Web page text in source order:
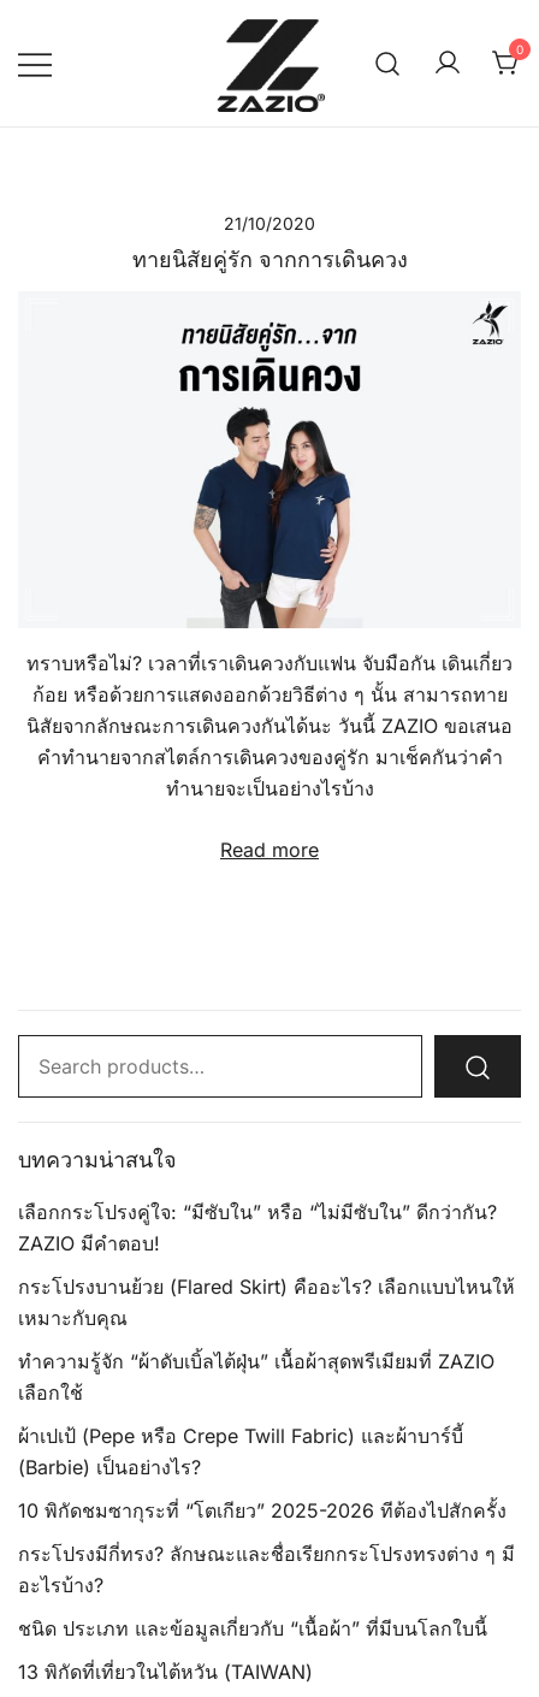
content
0
21/10/2020
ทายนิสัยคู่รัก จากการเดินควง
ทราบหรือไม่? เวลาที่เราเดินควงกับแฟน จับมือกัน เดินเกี่ยว
ก้อย หรือด้วยการแสดงออกด้วยวิธีต่าง ๆ นั้น สามารถทาย
นิสัยจากลักษณะการเดินควงกันได้นะ วันนี้ ZAZIO ขอเสนอ
คำทำนายจากสไตล์การเดินควงของคู่รัก มาเช็คกันว่าคำ
ทำนายจะเป็นอย่างไรบ้าง
Read more
for:
บทความน่าสนใจ
เลือกกระโปรงคู่ใจ: “มีซับใน” หรือ “ไม่มีซับใน” ดีกว่ากัน?
ZAZIO มีคำตอบ!
กระโปรงบานย้วย (Flared Skirt) คืออะไร? เลือกแบบไหนให้
เหมาะกับคุณ
ทำความรู้จัก “ผ้าดับเบิ้ลไต้ฝุ่น” เนื้อผ้าสุดพรีเมียมที่ ZAZIO
เลือกใช้
ผ้าเปเป้ (Pepe หรือ Crepe Twill Fabric) และผ้าบาร์บี้
(Barbie) เป็นอย่างไร?
10 พิกัดชมซากุระที่ “โตเกียว” 2025-2026 ทีต้องไปสักครั้ง
กระโปรงมีกี่ทรง? ลักษณะและชื่อเรียกกระโปรงทรงต่าง ๆ มี
อะไรบ้าง?
ชนิด ประเภท และข้อมูลเกี่ยวกับ “เนื้อผ้า” ที่มีบนโลกใบนี้
13 พิกัดที่เที่ยวในไต้หวัน (TAIWAN)